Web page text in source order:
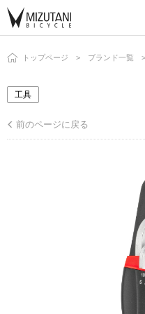
トップページ ブランド一覧
工具
前のページに戻る